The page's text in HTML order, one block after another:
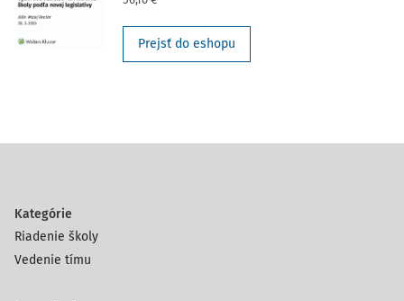
Prejsť do eshopu
Kategórie
Riadenie školy
Vedenie tímu